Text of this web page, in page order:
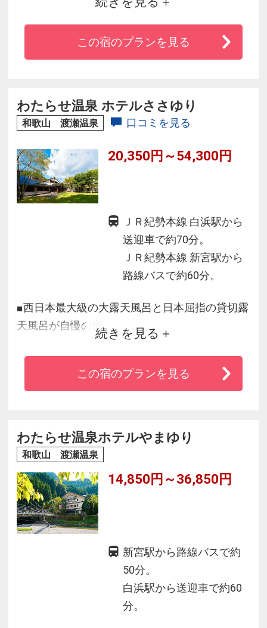
■世界遺産『紀伊山地の霊場と参詣道』の中心地
熊野の大自然を堪能できる宿
■内湯から外に出れば清流『大塔川』その横には
～夕食は会席料理とハーフバイキングスタイル
の2つをご用意～
この宿のプランを見る
わたらせ温泉 ホテルささゆり
和歌山 渡瀬温泉 口コミを見る
20,350円～54,300円
ＪＲ紀勢本線 白浜駅から
送迎車で約70分。
ＪＲ紀勢本線 新宮駅から
路線バスで約60分。
■西日本最大級の大露天風呂と日本屈指の貸切露
天風呂が自慢の宿
■ＪＲ白浜駅から無料送迎バスあり。【お迎え
13：00／お送り 10：30】※前日までに要予約！
【工事のお知らせ】
ります。
また、他箇所への立入制限など、お願いする場
続きを見る
この宿のプランを見る
わたらせ温泉ホテルやまゆり
和歌山 渡瀬温泉
14,850円～36,850円
新宮駅から路線バスで約
50分。
白浜駅から送迎車で約60
分。